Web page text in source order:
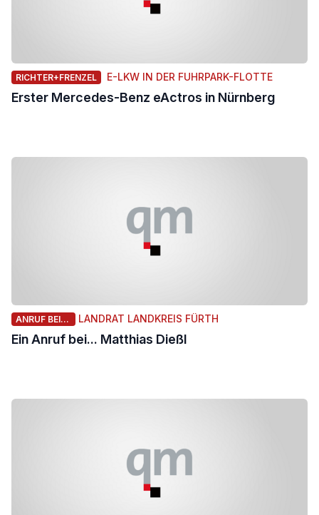
RICHTER+FRENZEL E-LKW IN DER FUHRPARK-FLOTTE
Erster Mercedes-Benz eActros in Nürnberg
ANRUF BEI... LANDRAT LANDKREIS FÜRTH
Ein Anruf bei... Matthias Dießl